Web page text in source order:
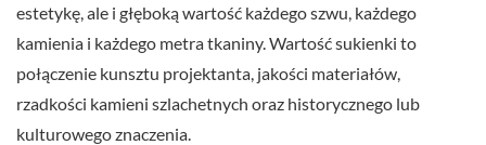
estetykę, ale i głęboką wartość każdego szwu, każdego
kamienia i każdego metra tkaniny. Wartość sukienki to
połączenie kunsztu projektanta, jakości materiałów,
rzadkości kamieni szlachetnych oraz historycznego lub
kulturowego znaczenia.